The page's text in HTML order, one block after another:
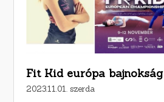
Fit Kid európa bajnokság
2023.11.01. szerda